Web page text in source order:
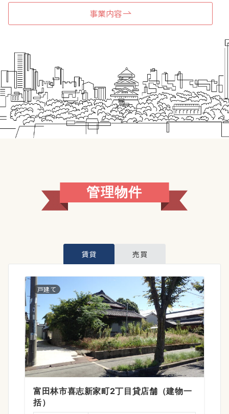
事業内容
管理物件
賃貸 売買
戸建て
富田林市喜志新家町2丁目貸店舗（建物一
括）